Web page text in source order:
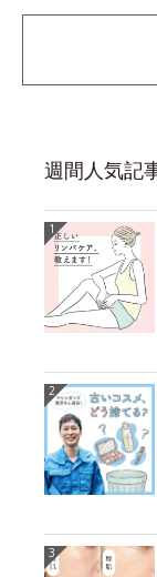
週間人気記